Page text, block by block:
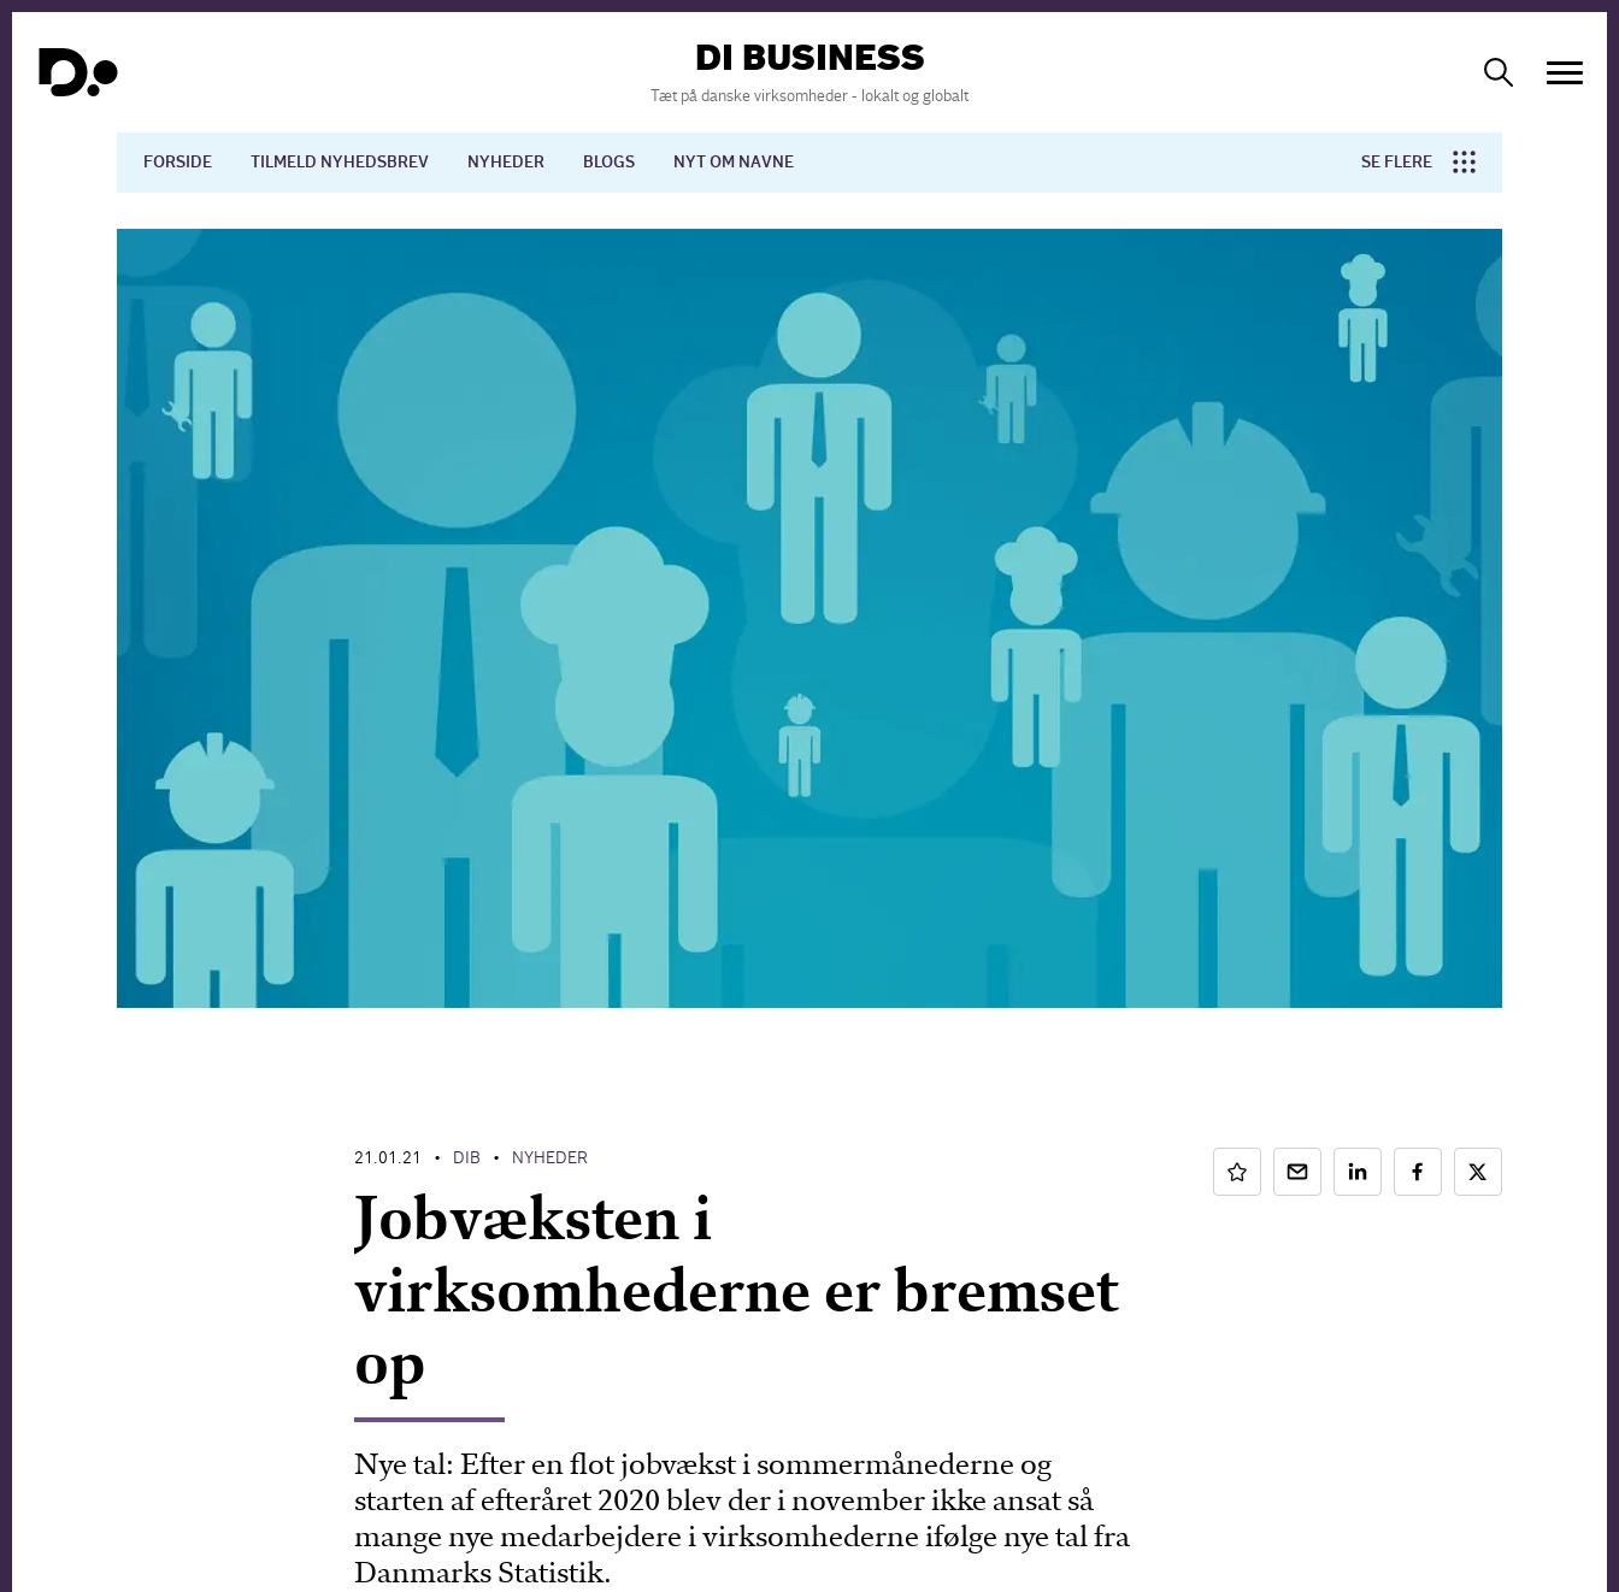
DI BUSINESS
Tæt på danske virksomheder - lokalt og globalt
FORSIDE TILMELD NYHEDSBREV NYHEDER BLOGS NYT OM NAVNE SE FLERE
Arbejdsmarkedet Uddannelse Europapolitik
21.01.21 • DIB • NYHEDER
Jobvæksten i
virksomhederne er bremset
op
Nye tal: Efter en flot jobvækst i sommermånederne og
starten af efteråret 2020 blev der i november ikke ansat så
mange nye medarbejdere i virksomhederne ifølge nye tal fra
Danmarks Statistik.